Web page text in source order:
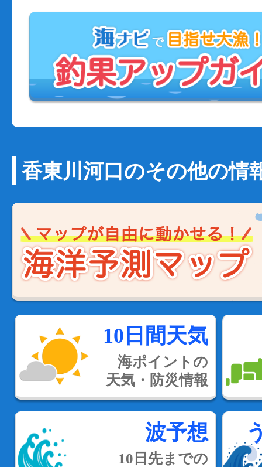
香東川河口のその他の情
10日間天気
海ポイントの
天気・防災情報
波予想
10日先までの